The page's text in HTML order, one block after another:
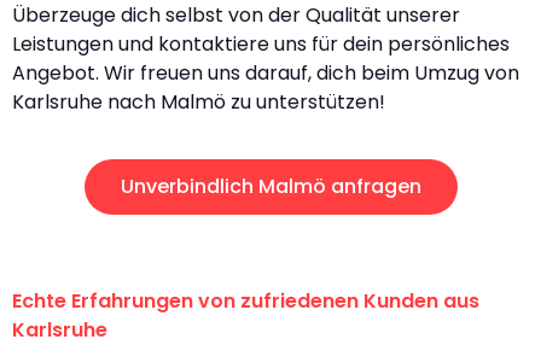
Überzeuge dich selbst von der Qualität unserer
Leistungen und kontaktiere uns für dein persönliches
Angebot. Wir freuen uns darauf, dich beim Umzug von
Karlsruhe nach Malmö zu unterstützen!
Unverbindlich Malmö anfragen
Echte Erfahrungen von zufriedenen Kunden aus
Karlsruhe